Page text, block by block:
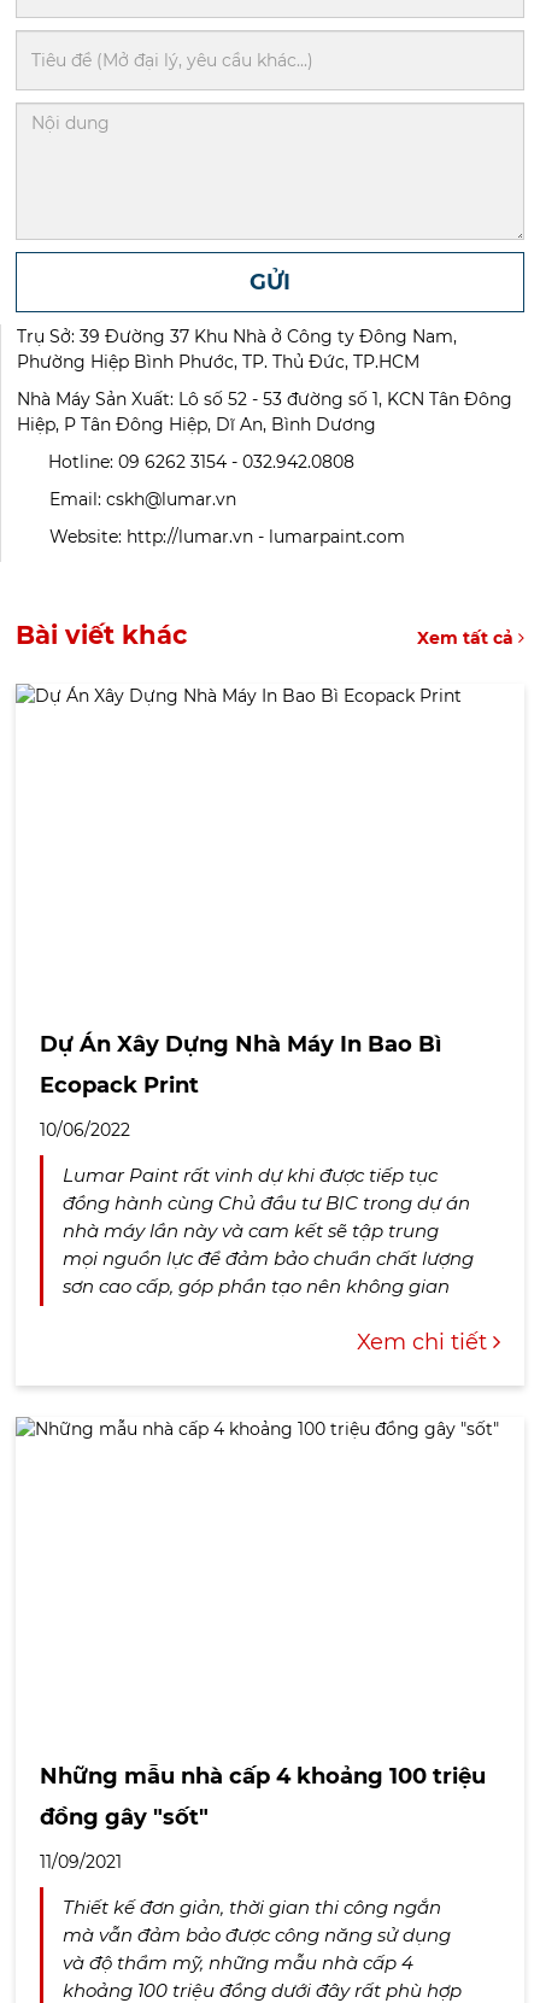
GỬI
Trụ Sở: 39 Đường 37 Khu Nhà ở Công ty Đông Nam,
Phường Hiệp Bình Phước, TP. Thủ Đức, TP.HCM
Nhà Máy Sản Xuất: Lô số 52 - 53 đường số 1, KCN Tân Đông
Hiệp, P Tân Đông Hiệp, Dĩ An, Bình Dương
Hotline: 09 6262 3154 - 032.942.0808
Email: cskh@lumar.vn
Website: http://lumar.vn - lumarpaint.com
Bài viết khác Xem tất cả
Dự Án Xây Dựng Nhà Máy In Bao Bì
Ecopack Print
10/06/2022
Lumar Paint rất vinh dự khi được tiếp tục
đồng hành cùng Chủ đầu tư BIC trong dự án
nhà máy lần này và cam kết sẽ tập trung
mọi nguồn lực để đảm bảo chuẩn chất lượng
sơn cao cấp, góp phần tạo nên không gian
Xem chi tiết
Những mẫu nhà cấp 4 khoảng 100 triệu
đồng gây "sốt"
11/09/2021
Thiết kế đơn giản, thời gian thi công ngắn
mà vẫn đảm bảo được công năng sử dụng
và độ thẩm mỹ, những mẫu nhà cấp 4
khoảng 100 triệu đồng dưới đây rất phù hợp